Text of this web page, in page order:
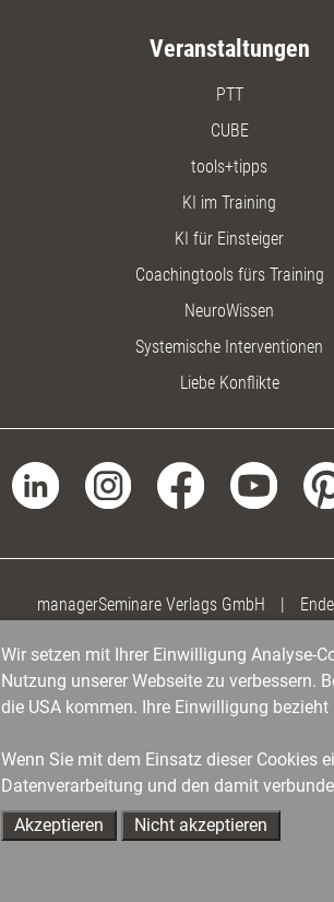
Veranstaltungen
PTT
CUBE
tools+tipps
KI im Training
KI für Einsteiger
Coachingtools fürs Training
NeuroWissen
Systemische Interventionen
Liebe Konflikte
managerSeminare Verlags GmbH |
Wir setzen mit Ihrer Einwilligung Analyse-
Nutzung unserer Webseite zu verbessern.
die USA kommen. Ihre Einwilligung
Wenn Sie mit dem Einsatz dieser Cookies
Datenverarbeitung und den damit
Akzeptieren
Nicht akzeptieren